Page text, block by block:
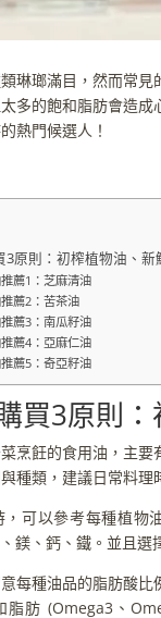
琳瑯滿目，然而常
多的飽和脂肪會造
熱門候選人！
3原則：初榨植物油、
薦1：芝麻清油
薦2：苦茶油
薦3：南瓜籽油
薦4：亞麻仁油
薦5：奇亞籽油
買3原則
烹飪的食用油，主
種類，建議日常料理
，可以參考每種植物
鎂、鈣、鐵。並且選
每種油品的脂肪酸
脂肪 (Omega3、